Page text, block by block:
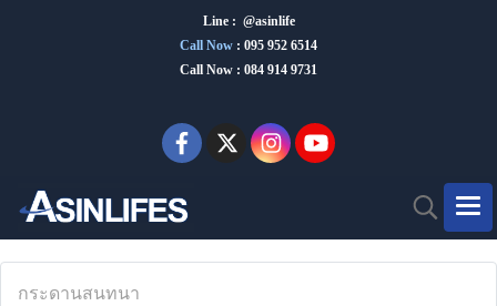
Line : @asinlife
Call Now : 095 952 6514
Call Now : 084 914 9731
กระดานสนทนา